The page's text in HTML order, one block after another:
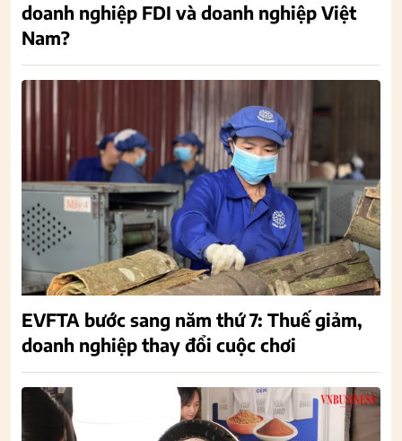
doanh nghiệp FDI và doanh nghiệp Việt
Nam?
EVFTA bước sang năm thứ 7: Thuế giảm,
doanh nghiệp thay đổi cuộc chơi